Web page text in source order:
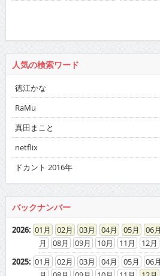
人気の検索ワード
徳江かな
RaMu
真田まこと
netflix
ドカント 2016年
バックナンバー
2026: 01 02 03 04 05 06
08
09 10 11
12
2025: 01 02 03 04 05 06